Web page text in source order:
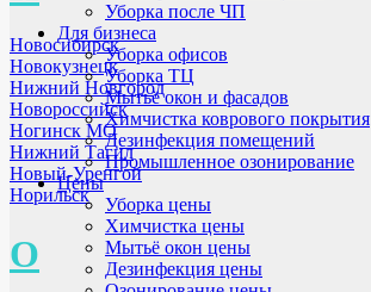
Новосибирск
Новокузнецк
Нижний Новгород
Новороссийск
Ногинск МО
Нижний Тагил
Новый-Уренгой
Норильск
О
Уборка после ЧП
Для бизнеса
Уборка офисов
Уборка ТЦ
Мытьё окон и фасадов
Химчистка коврового покрытия
Дезинфекция помещений
Промышленное озонирование
Цены
Уборка цены
Химчистка цены
Мытьё окон цены
Дезинфекция цены